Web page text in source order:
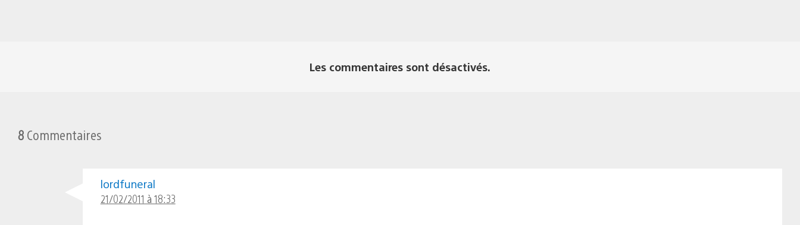
Les commentaires sont désactivés.
8 Commentaires
lordfuneral
21/02/2011 à 18:33